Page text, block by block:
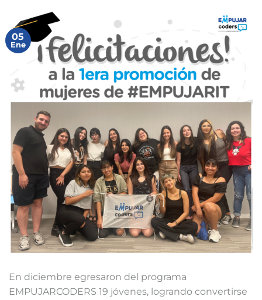
05
Ene
En diciembre egresaron del programa
EMPUJARCODERS 19 jóvenes, logrando convertirse